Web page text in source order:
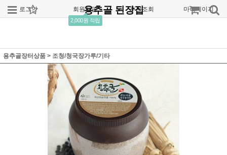
로그인 회원가입
2,000원 적립
주문조회 마이페이지
용추골 된장집
용추골장터상품 > 조청/청국장가루/기타